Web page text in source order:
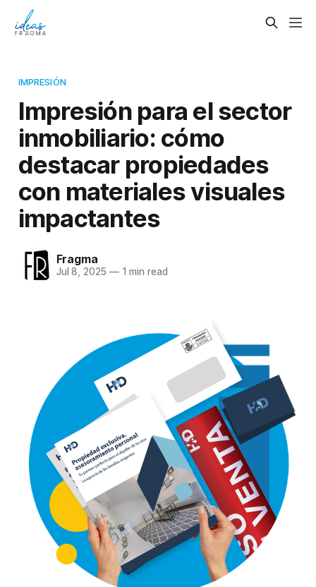
IMPRESIÓN
Impresión para el sector
inmobiliario: cómo
destacar propiedades
con materiales visuales
impactantes
Fragma
Jul 8, 2025 —1 min read